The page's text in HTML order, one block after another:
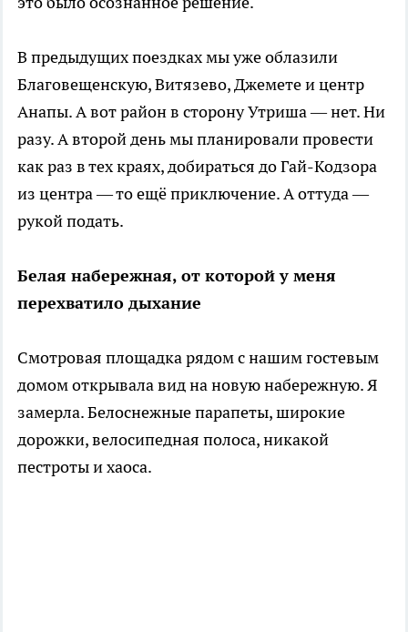
В предыдущих поездках мы уже облазили
Благовещенскую, Витязево, Джемете и центр
Анапы. А вот район в сторону Утриша — нет. Ни
разу. А второй день мы планировали провести
как раз в тех краях, добираться до Гай-Кодзора
из центра — то ещё приключение. А оттуда —
рукой подать.
Белая набережная, от которой у меня
перехватило дыхание
Смотровая площадка рядом с нашим гостевым
домом открывала вид на новую набережную. Я
замерла. Белоснежные парапеты, широкие
дорожки, велосипедная полоса, никакой
пестроты и хаоса.